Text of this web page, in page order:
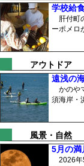
学校給
肝付町
ーポメロ
アウトドア
遠浅の
かのや
須海岸・
風景・自然
5月の
2026年